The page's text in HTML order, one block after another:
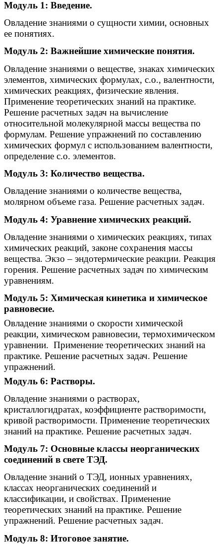
Модуль 1: Введение.
Овладение знаниями о сущности химии, основных
ее понятиях.
Модуль 2: Важнейшие химические понятия.
Овладение знаниями о веществе, знаках химических
элементов, химических формулах, с.о., валентности,
химических реакциях, физические явления.
Применение теоретических знаний на практике.
Решение расчетных задач на вычисление
относительной молекулярной массы вещества по
формулам. Решение упражнений по составлению
химических формул с использованием валентности,
определение с.о. элементов.
Модуль 3: Количество вещества.
Овладение знаниями о количестве вещества,
молярном объеме газа. Решение расчетных задач.
Модуль 4: Уравнение химических реакций.
Овладение знаниями о химических реакциях, типах
химических реакций, законе сохранения массы
вещества. Экзо – эндотермические реакции. Реакция
горения. Решение расчетных задач по химическим
уравнениям.
Модуль 5: Химическая кинетика и химическое
равновесие.
Овладение знаниями о скорости химической
реакции, химическом равновесии, термохимическом
уравнении. Применение теоретических знаний на
практике. Решение расчетных задач. Решение
упражнений.
Модуль 6: Растворы.
Овладение знаниями о растворах,
кристаллогидратах, коэффициенте растворимости,
кривой растворимости. Применение теоретических
знаний на практике. Решение расчетных задач.
Модуль 7: Основные классы неорганических
соединений в свете ТЭД.
Овладение знаний о ТЭД, ионных уравнениях,
классах неорганических соединений и
классификации, и свойствах. Применение
теоретических знаний на практике. Решение
упражнений. Решение расчетных задач.
Модуль 8: Итоговое занятие.